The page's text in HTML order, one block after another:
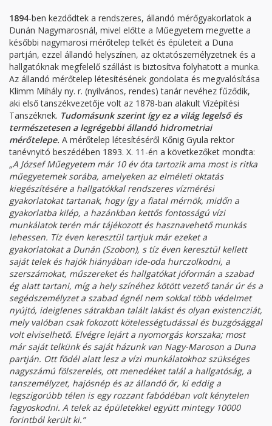
1894-ben kezdődtek a rendszeres, állandó mérőgyakorlatok a
Dunán Nagymarosnál, mivel előtte a Műegyetem megvette a
későbbi nagymarosi mérőtelep telkét és épületeit a Duna
partján, ezzel állandó helyszínen, az oktatószemélyzetnek és a
hallgatóknak megfelelő szállást is biztosítva folyhatott a munka.
Az állandó mérőtelep létesítésének gondolata és megvalósítása
Klimm Mihály ny. r. (nyilvános, rendes) tanár nevéhez fűződik,
aki első tanszékvezetője volt az 1878-ban alakult Vízépítési
Tanszéknek. Tudomásunk szerint így ez a világ legelső és
természetesen a legrégebbi állandó hidrometriai
mérőtelepe. A mérőtelep létesítéséről Kőnig Gyula rektor
tanévnyitó beszédében 1893. X. 11-én a következőket mondta:
„A József Műegyetem már 10 év óta tartozik ama most is ritka
műegyetemek sorába, amelyeken az elméleti oktatás
kiegészítésére a hallgatókkal rendszeres vízmérési
gyakorlatokat tartanak, hogy így a fiatal mérnök, midőn a
gyakorlatba kilép, a hazánkban kettős fontosságú vízi
munkálatok terén már tájékozott és hasznavehető munkás
lehessen. Tíz éven keresztül tartjuk már ezeket a
gyakorlatokat a Dunán (Szobon), s tíz éven keresztül kellett
saját telek és hajók hiányában ide-oda hurczolkodni, a
szerszámokat, műszereket és hallgatókat jóformán a szabad
ég alatt tartani, míg a hely színéhez kötött vezető tanár úr és a
segédszemélyzet a szabad égnél nem sokkal több védelmet
nyújtó, ideiglenes sátrakban talált lakást és olyan existencziát,
mely valóban csak fokozott kötelességtudással és buzgósággal
volt elviselhető. Elvégre lejárt a nyomorgás korszaka; most
már saját telkünk és saját házunk van Nagy-Maroson a Duna
partján. Ott födél alatt lesz a vízi munkálatokhoz szükséges
nagyszámú fölszerelés, ott menedéket talál a hallgatóság, a
tanszemélyzet, hajósnép és az állandó őr, ki eddig a
legszigorúbb télen is egy rozzant fabódéban volt kénytelen
fagyoskodni. A telek az épületekkel együtt mintegy 10000
forintból került ki.”